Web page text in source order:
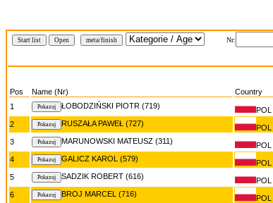
Start list Open meta/finish Nr:
Pos Name (Nr) Country
1
ŁOBODZIŃSKI PIOTR (719) POL
2 RUSZAŁA PAWEŁ (727) POL
3 MARUNOWSKI MATEUSZ (311) POL
4 GALICZ KAROL (579) POL
5 SADZIK ROBERT (616) POL
6 BROJ MARCEL (716) POL